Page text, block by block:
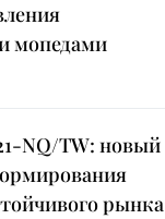
мопедами
NQ/TW: новый
рынка